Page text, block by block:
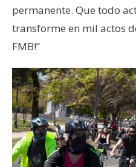
permanente. Que todo
transforme en mil actos
FMB!”